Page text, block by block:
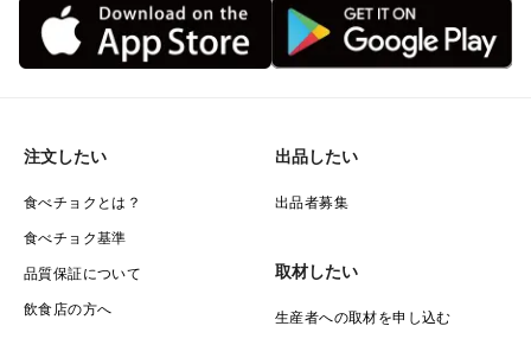
注文したい
食べチョクとは？
食べチョク基準
品質保証について
飲食店の方へ
出品したい
出品者募集
取材したい
生産者への取材を申し込む